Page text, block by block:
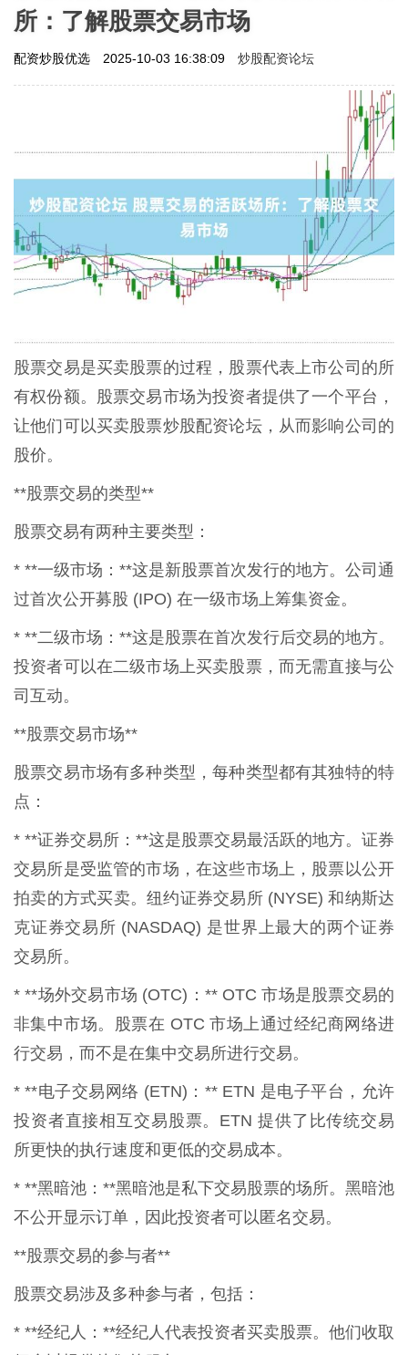
所：了解股票交易市场
配资炒股优选 2025-10-03 16:38:09 炒股配资论坛
股票交易是买卖股票的过程，股票代表上市公司的所
有权份额。股票交易市场为投资者提供了一个平台，
让他们可以买卖股票炒股配资论坛，从而影响公司的
股价。
**股票交易的类型**
股票交易有两种主要类型：
* **一级市场：**这是新股票首次发行的地方。公司通
过首次公开募股 (IPO) 在一级市场上筹集资金。
* **二级市场：**这是股票在首次发行后交易的地方。
投资者可以在二级市场上买卖股票，而无需直接与公
司互动。
**股票交易市场**
股票交易市场有多种类型，每种类型都有其独特的特
点：
* **证券交易所：**这是股票交易最活跃的地方。证券
交易所是受监管的市场，在这些市场上，股票以公开
拍卖的方式买卖。纽约证券交易所 (NYSE) 和纳斯达
克证券交易所 (NASDAQ) 是世界上最大的两个证券
交易所。
* **场外交易市场 (OTC)：** OTC 市场是股票交易的
非集中市场。股票在 OTC 市场上通过经纪商网络进
行交易，而不是在集中交易所进行交易。
* **电子交易网络 (ETN)：** ETN 是电子平台，允许
投资者直接相互交易股票。ETN 提供了比传统交易
所更快的执行速度和更低的交易成本。
* **黑暗池：**黑暗池是私下交易股票的场所。黑暗池
不公开显示订单，因此投资者可以匿名交易。
**股票交易的参与者**
股票交易涉及多种参与者，包括：
* **经纪人：**经纪人代表投资者买卖股票。他们收取